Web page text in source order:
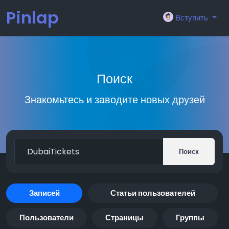
Pinlap Вступить
Поиск
Знакомьтесь и заводите новых друзей
Поиск
Записей Статьи пользователей
Пользователи Страницы Группы